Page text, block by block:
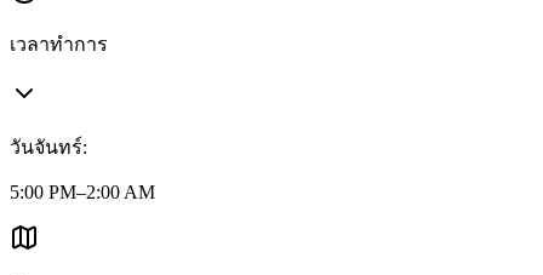
เวลาทำการ
วันจันทร์:
5:00 PM–2:00 AM